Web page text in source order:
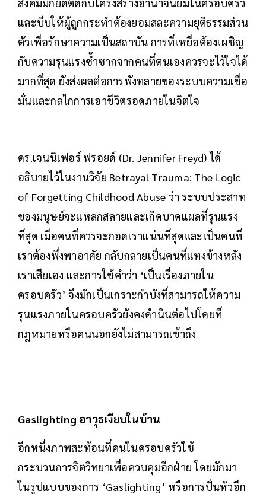
และบีบให้ผู้ถูกกระทำต้องยอมสละความยุติธรรมส่วน
ตัวเพื่อรักษาความเป็นสถาบัน การที่เหยื่อต้องเผชิญ
กับความรุนแรงซ้ำซากจากคนที่ตนเองควรจะไว้ใจได้
มากที่สุด ยังส่งผลต่อการพังทลายของระบบความเชื่อ
มั่นและกลไกการเอาชีวิตรอดภายในจิตใจ
ดร.เจนนิเฟอร์ ฟรอยด์ (Dr. Jennifer Freyd) ได้
อธิบายไว้ในงานวิจัย Betrayal Trauma: The Logic
of Forgetting Childhood Abuse ว่า ระบบประสาท
ของมนุษย์จะแหลกสลายและเกิดบาดแผลที่รุนแรง
ที่สุด เมื่อคนที่ควรจะกอดเราแน่นที่สุดและเป็นคนที่
เราต้องพึ่งพาอาศัย กลับกลายเป็นคนที่แทงข้างหลัง
เราเสียเอง และการใช้คำว่า ‘เป็นเรื่องภายใน
ครอบครัว’ จึงมักเป็นเกราะกำบังที่สามารถให้ความ
รุนแรงภายในครอบครัวยังคงดำนินต่อไปโดยที่
กฎหมายหรือคนนอกยังไม่สามารถเข้าถึง
Gaslighting อาวุธเงียบในบ้าน
อีกหนึ่งภาพสะท้อนที่คนในครอบครัวใช้
กระบวนการจิตวิทยาเพื่อควบคุมอีกฝ่าย โดยมักมา
ในรูปแบบของการ ‘Gaslighting’ หรือการปั่นหัวอีก